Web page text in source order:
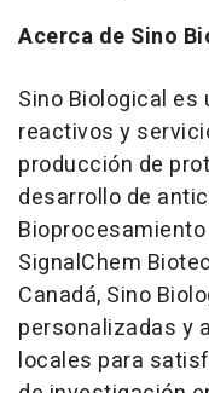
Acerca de Sino
Sino Biological es
reactivos y
producción de
desarrollo de
Bioprocesamiento
SignalChem
Canadá, Sino
personalizadas y
locales para